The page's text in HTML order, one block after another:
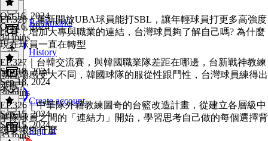
Bookmarks
History
Create account
Sign in
Oct 16, 2024
Oct 16, 2024
34 mins
EP.328｜重新開放UBA球員能打SBL，讓年輕球員打更多高強度
比賽，增加大專與職業的連結，台灣球員夠了解自己嗎? 為什麼
現在球員一直在轉型
Sep 18, 2024
Sep 18, 2024
34 mins
EP.327｜台韓交流賽，與韓國職業隊差距在哪邊，台新戰神教練
團臨場感受大不同，韓國球隊的服從性跟鬥性，台灣球員練得出
來嗎?
Sep 15, 2024
Sep 15, 2024
35 mins
EP.326｜中華隊外籍教練圖奇的台籃改造計畫，從建立各層級中
華隊球員之間的「連結力」開始，學習思考自己做的每個選擇背
後要犧牲什麼